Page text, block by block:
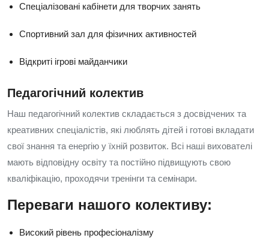
Спеціалізовані кабінети для творчих занять
Спортивний зал для фізичних активностей
Відкриті ігрові майданчики
Педагогічний колектив
Наш педагогічний колектив складається з досвідчених та
креативних спеціалістів, які люблять дітей і готові вкладати
свої знання та енергію у їхній розвиток. Всі наші вихователі
мають відповідну освіту та постійно підвищують свою
кваліфікацію, проходячи тренінги та семінари.
Переваги нашого колективу:
Високий рівень професіоналізму